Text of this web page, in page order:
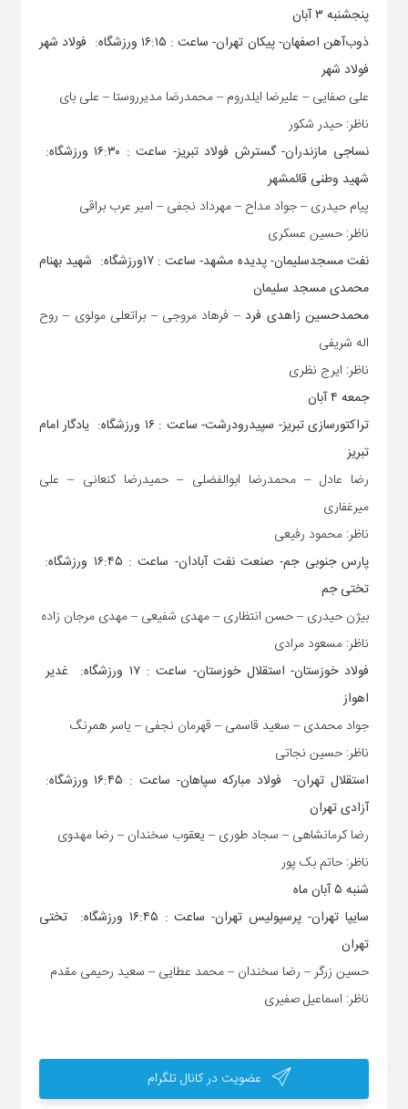
پنجشنبه ‏‏۳ آبان
ذوب‌آهن اصفهان- پیکان تهران‏- ساعت : ‏۱۶:۱۵‏ ورزشگاه: فولاد شهر
فولاد شهر
علی صفایی – علیرضا ایلدروم – محمدرضا مدیرروستا – علی بای
ناظر: حیدر شکور
نساجی مازندران- گسترش فولاد ‏تبریز‏- ساعت : ‏۱۶:۳۰‏ ورزشگاه:
شهید وطنی قائمشهر
پیام حیدری – جواد مداح – مهرداد نجفی – امیر عرب براقی
ناظر: حسین عسکری
نفت مسجدسلیمان- پدیده مشهد‏‏- ساعت : ‏۱۷ورزشگاه: شهید بهنام
‏محمدی مسجد سلیمان
محمدحسین زاهدی فرد – فرهاد مروجی – براتعلی مولوی – روح
اله شریفی
ناظر: ایرج نظری
جمعه ۴ آبان
تراکتورسازی تبریز- سپیدرودرشت‏- ساعت : ‏۱۶‏ ورزشگاه: یادگار امام
تبریز
رضا عادل – محمدرضا ابوالفضلی – حمیدرضا کنعانی – علی
میرغفاری
ناظر: محمود رفیعی
پارس جنوبی جم- صنعت نفت ‏آبادان‏- ساعت : ‏۱۶:۴۵‏ ورزشگاه:
تختی جم
بیژن حیدری – حسن انتظاری – مهدی شفیعی – مهدی مرجان زاده
ناظر: مسعود مرادی
فولاد خوزستان- استقلال خوزستان‏- ساعت : ‏۱۷‏ ورزشگاه: غدیر ‏
اهواز
جواد محمدی – سعید قاسمی – قهرمان نجفی – یاسر همرنگ
ناظر: حسین نجاتی
استقلال تهران- فولاد مبارکه ‏سپاهان‏- ساعت : ‏۱۶:۴۵‏ ورزشگاه:
آزادی تهران
رضا کرمانشاهی – سجاد طوری – یعقوب سخندان – رضا مهدوی
ناظر: حاتم بک پور
شنبه ۵ آبان ماه
سایپا تهران- پرسپولیس تهران‏- ساعت : ‏۱۶:۴۵‏ ورزشگاه: تختی
تهران
حسین زرگر – رضا سخندان – محمد عطایی – سعید رحیمی مقدم
ناظر: اسماعیل صفیری
عضویت در کانال تلگرام